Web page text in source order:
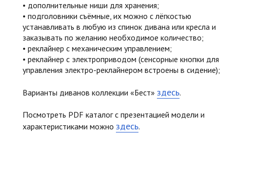
дополнительные ниши для хранения;
подголовники съёмные, их можно с лёгкостью
устанавливать в любую из спинок дивана или кресла и
заказывать по желанию необходимое количество;
реклайнер с механическим управлением;
реклайнер с электроприводом (сенсорные кнопки для
управления электро-реклайнером встроены в сидение);
Варианты диванов коллекции «Бест» здесь.
Посмотреть PDF каталог с презентацией модели и
характеристиками можно здесь.